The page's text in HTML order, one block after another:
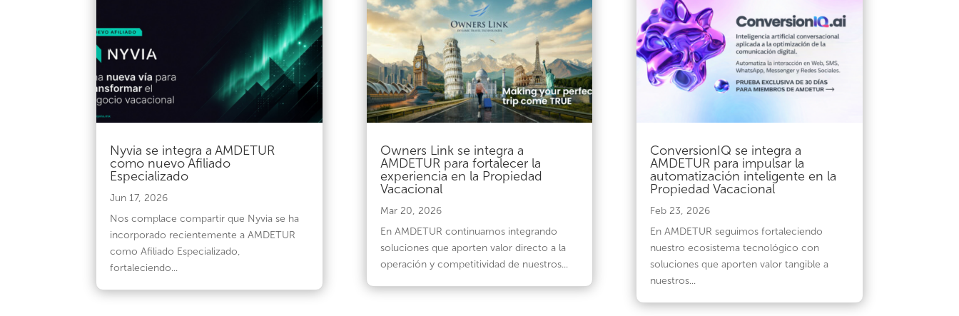
Nyvia se integra a AMDETUR
como nuevo Afiliado
Especializado
Jun 17, 2026
Nos complace compartir que Nyvia se ha
incorporado recientemente a AMDETUR
como Afiliado Especializado,
fortaleciendo...
Owners Link se integra a
AMDETUR para fortalecer la
experiencia en la Propiedad
Vacacional
Mar 20, 2026
En AMDETUR continuamos integrando
soluciones que aporten valor directo a la
operación y competitividad de nuestros...
ConversionIQ se integra a
AMDETUR para impulsar la
automatización inteligente en la
Propiedad Vacacional
Feb 23, 2026
En AMDETUR seguimos fortaleciendo
nuestro ecosistema tecnológico con
soluciones que aporten valor tangible a
nuestros...